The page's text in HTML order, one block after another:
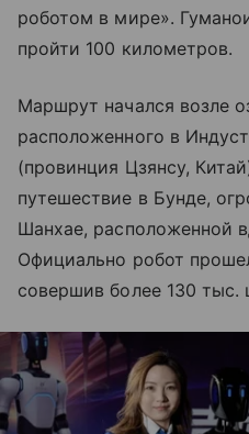
роботом в мире».
пройти 100 километров.
Маршрут начался возле
расположенного в
(провинция Цзянсу,
путешествие в Бунде,
Шанхае, расположенной
Официально робот
совершив более 130 тыс.